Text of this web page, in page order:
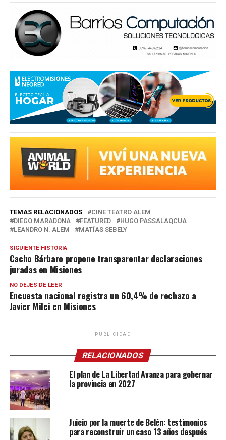
TEMAS RELACIONADOS
CINE TEATRO ALEM
DIEGO MARADONA
FEATURED
HUGO PASSALAQCUA
LEANDRO N. ALEM
MATÍAS SEBELY
SIGUIENTE HISTORIA
Cacho Bárbaro propone transparentar declaraciones
juradas en Misiones
NO DEJES DE LEER
Encuesta nacional registra un 60,4% de rechazo a
Javier Milei en Misiones
PUBLICIDAD
RELACIONADOS
El plan de La Libertad Avanza para gobernar
la provincia en 2027
Juicio por la muerte de Belén: testimonios
para reconstruir un caso 13 años después